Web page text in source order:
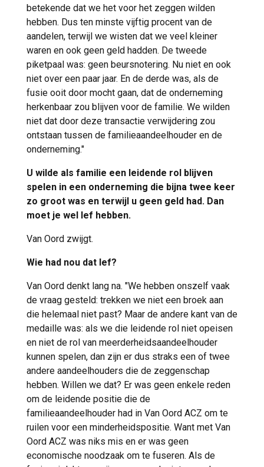
betekende dat we het voor het zeggen wilden
hebben. Dus ten minste vijftig procent van de
aandelen, terwijl we wisten dat we veel kleiner
waren en ook geen geld hadden. De tweede
piketpaal was: geen beursnotering. Nu niet en ook
niet over een paar jaar. En de derde was, als de
fusie ooit door mocht gaan, dat de onderneming
herkenbaar zou blijven voor de familie. We wilden
niet dat door deze transactie verwijdering zou
ontstaan tussen de familieaandeelhouder en de
onderneming."
U wilde als familie een leidende rol blijven
spelen in een onderneming die bijna twee keer
zo groot was en terwijl u geen geld had. Dan
moet je wel lef hebben.
Van Oord zwijgt.
Wie had nou dat lef?
Van Oord denkt lang na. "We hebben onszelf vaak
de vraag gesteld: trekken we niet een broek aan
die helemaal niet past? Maar de andere kant van de
medaille was: als we die leidende rol niet opeisen
en niet de rol van meerderheidsaandeelhouder
kunnen spelen, dan zijn er dus straks een of twee
andere aandeelhouders die de zeggenschap
hebben. Willen we dat? Er was geen enkele reden
om de leidende positie die de
familieaandeelhouder had in Van Oord ACZ om te
ruilen voor een minderheidspositie. Want met Van
Oord ACZ was niks mis en er was geen
economische noodzaak om te fuseren. Als de